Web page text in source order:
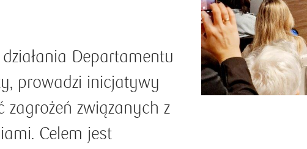
Departamentu
prowadzi inicjatywy
związanych z
Celem jest